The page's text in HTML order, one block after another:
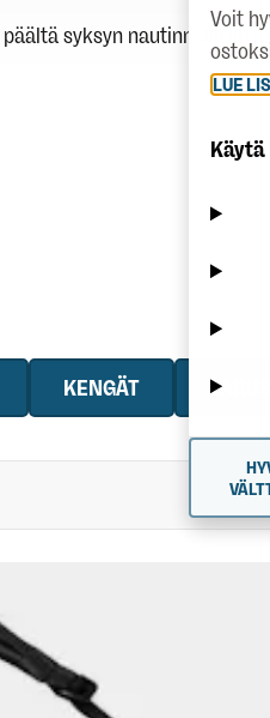
syksyn nautinnollisiin
KENGÄT
Voit
LUE